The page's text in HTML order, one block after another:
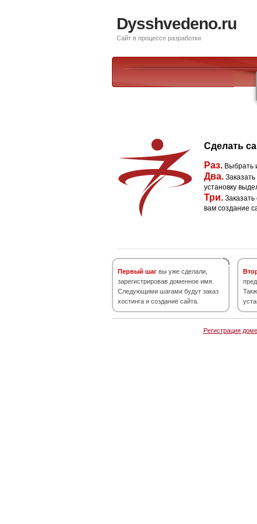
Dysshvedeno.ru
Сайт в процессе разработки
Сделать
Раз. Выбрать
Два.
установку
Три.
вам создание
Первый шаг вы уже сделали,
зарегистрировав доменное имя.
Следующими шагами будут заказ
хостинга и создание сайта.
Регистрация